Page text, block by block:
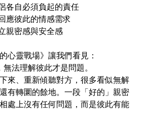
各自必須負起的責任
應彼此的情感需求
親密感與安全感
心靈戰場》讓我們看見：
法理解彼此才是問題。
來、重新傾聽對方，很多看似無解
有轉圜的餘地。一段「好的」親密
處上沒有任何問題，而是彼此有能